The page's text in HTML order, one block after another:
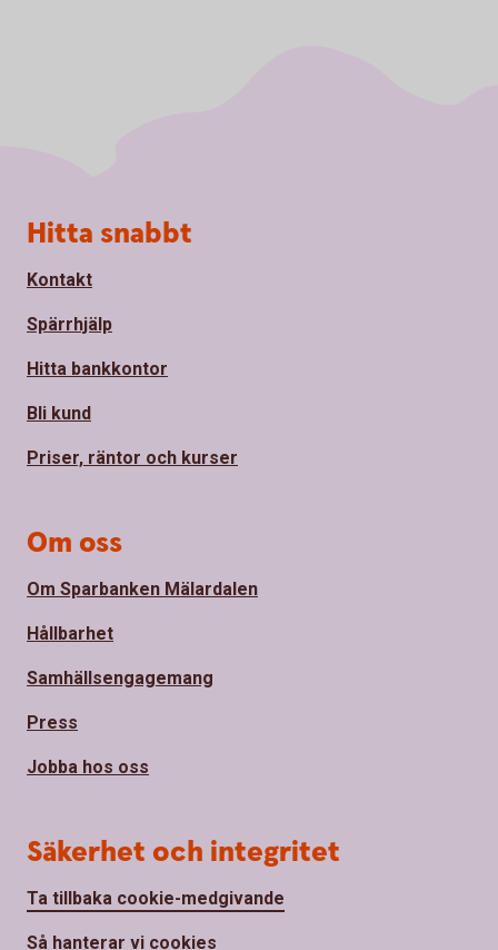
Sidfot
Hitta snabbt
Kontakt
Spärrhjälp
Hitta bankkontor
Bli kund
Priser, räntor och kurser
Om oss
Om Sparbanken Mälardalen
Hållbarhet
Samhällsengagemang
Press
Jobba hos oss
Säkerhet och integritet
Ta tillbaka cookie-medgivande
Så hanterar vi cookies